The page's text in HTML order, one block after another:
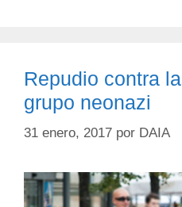
Repudio contra
grupo neonazi
31 enero, 2017 por DAIA